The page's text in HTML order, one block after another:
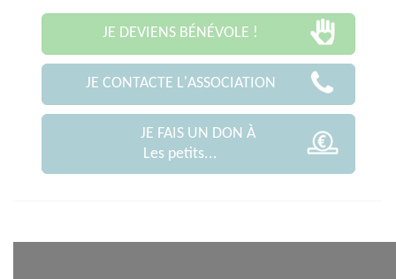
JE DEVIENS BÉNÉVOLE !
JE CONTACTE L'ASSOCIATION
JE FAIS UN DON À
Les petits...